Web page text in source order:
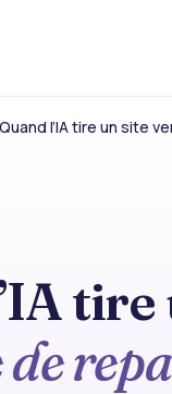
Quand l’IA tire un site